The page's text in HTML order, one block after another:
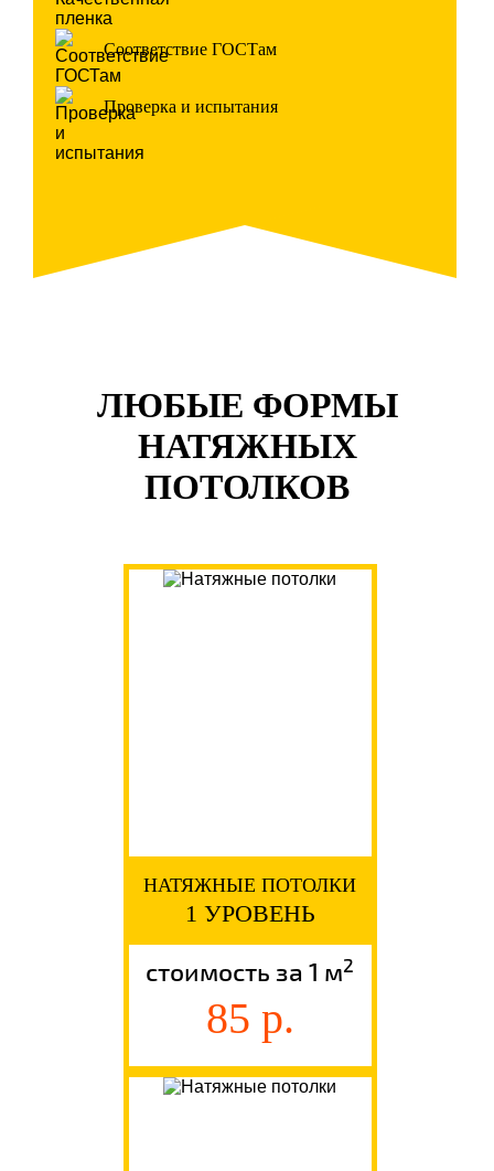
Соответствие ГОСТам
Проверка и испытания
ЛЮБЫЕ ФОРМЫ
НАТЯЖНЫХ
ПОТОЛКОВ
НАТЯЖНЫЕ ПОТОЛКИ
1 УРОВЕНЬ
стоимость за 1 м2
85 р.